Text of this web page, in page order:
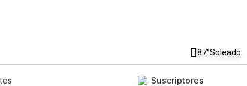
87°Soleado
Suscriptores